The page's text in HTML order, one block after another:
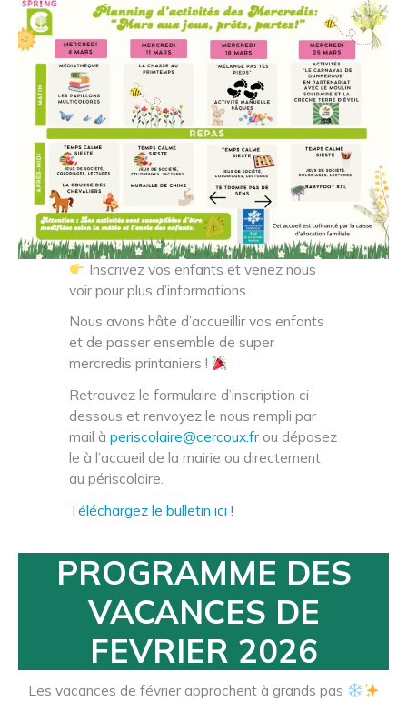
Inscrivez vos enfants et venez nous
voir pour plus d’informations.
Nous avons hâte d’accueillir vos enfants
et de passer ensemble de super
mercredis printaniers !
Retrouvez le formulaire d’inscription ci-
dessous et renvoyez le nous rempli par
mail à periscolaire@cercoux.fr ou déposez
le à l’accueil de la mairie ou directement
au périscolaire.
Téléchargez le bulletin ici !
PROGRAMME DES
VACANCES DE
FEVRIER 2026
Les vacances de février approchent à grands pas